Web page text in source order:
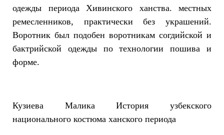
одежды периода Хивинского ханства. местных
ремесленников, практически без украшений.
Воротник был подобен воротникам согдийской и
бактрийской одежды по технологии пошива и
форме.
Кузиева Малика История узбекского
национального костюма ханского периода